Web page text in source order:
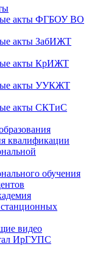
акты ФГБОУ ВО
акты ЗабИЖТ
акты КрИЖТ
акты УУКЖТ
акты СКТиС
квалификации
обучения
видео
ИрГУПС